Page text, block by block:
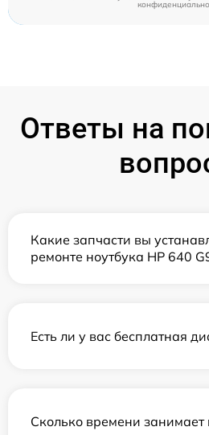
Ответы на
Какие запчасти вы
ремонте ноутбука HP 640
Есть ли у вас бесплатная
Сколько времени занимает